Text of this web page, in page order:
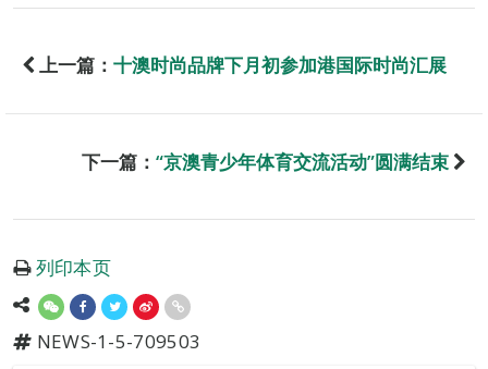
上一篇： 十澳时尚品牌下月初参加港国际时尚汇展
下一篇： “京澳青少年体育交流活动”圆满结束
列印本页
NEWS-1-5-709503